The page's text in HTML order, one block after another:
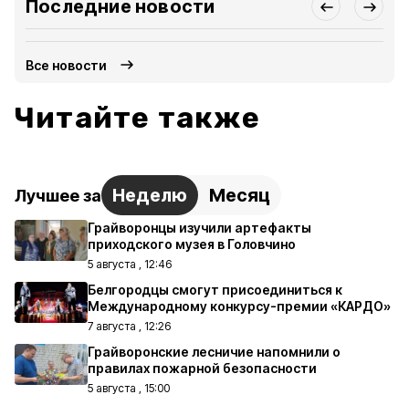
Последние новости
Все новости
Читайте также
Лучшее за Неделю Месяц
Грайворонцы изучили артефакты
приходского музея в Головчино
5 августа , 12:46
Белгородцы смогут присоединиться к
Международному конкурсу-премии «КАРДО»
7 августа , 12:26
Грайворонские лесничие напомнили о
правилах пожарной безопасности
5 августа , 15:00